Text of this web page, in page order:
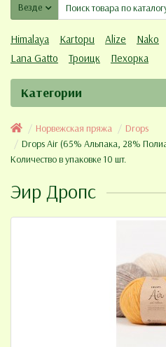
Везде
Himalaya Kartopu Alize Nako
Lana Gatto
Троицк Пехорка
Категории
Норвежская пряжа
Drops
Drops Air (65% Альпака, 28%
Количество в упаковке 10 шт.
Эир Дропс